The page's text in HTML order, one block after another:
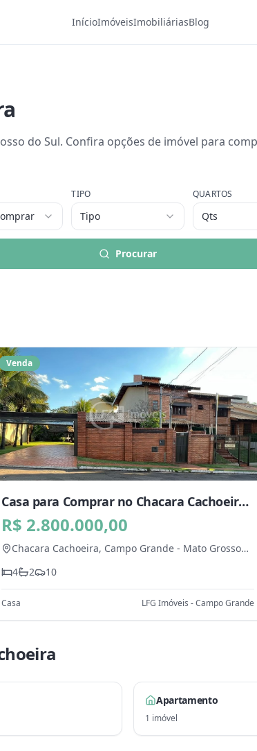
InícioImóveisImobiliáriasBlog
do Sul. Confira opções de imóvel para
TIPO
Tipo
QUARTOS
Qts
Procurar
Venda
Casa para Comprar no Chacara Cachoeira,
Campo Grande - MS
R$ 2.800.000,00
Chacara Cachoeira, Campo Grande- Mato Grosso
4 2 10
Casa LFG Imóveis - Campo Grande
Apartamento
1 imóvel